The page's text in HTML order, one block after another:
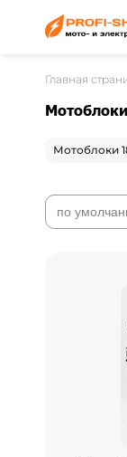
Главная
Мотоблоки